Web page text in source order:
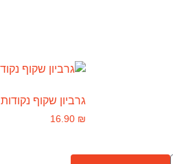
גרביון שקוף נקודות
16.90 ₪